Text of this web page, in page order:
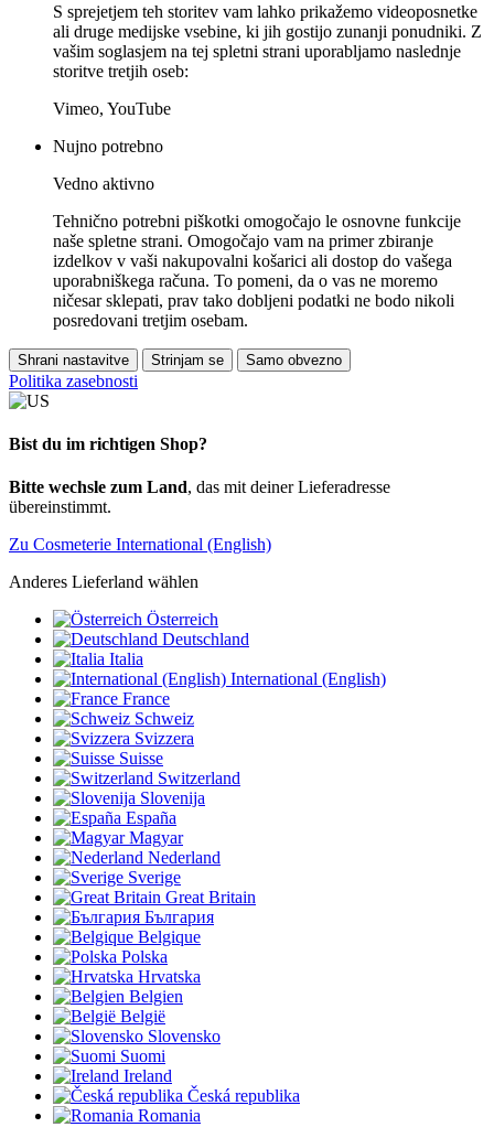
S sprejetjem teh storitev vam lahko prikažemo videoposnetke
ali druge medijske vsebine, ki jih gostijo zunanji ponudniki. Z
vašim soglasjem na tej spletni strani uporabljamo naslednje
storitve tretjih oseb:
Vimeo, YouTube
Nujno potrebno
Vedno aktivno
Tehnično potrebni piškotki omogočajo le osnovne funkcije
naše spletne strani. Omogočajo vam na primer zbiranje
izdelkov v vaši nakupovalni košarici ali dostop do vašega
uporabniškega računa. To pomeni, da o vas ne moremo
ničesar sklepati, prav tako dobljeni podatki ne bodo nikoli
posredovani tretjim osebam.
Shrani nastavitve Strinjam se Samo obvezno
Politika zasebnosti
Bist du im richtigen Shop?
Bitte wechsle zum Land, das mit deiner Lieferadresse
übereinstimmt.
Zu Cosmeterie International (English)
Anderes Lieferland wählen
Österreich
Deutschland
Italia
International (English)
France
Schweiz
Svizzera
Suisse
Switzerland
Slovenija
España
Magyar
Nederland
Sverige
Great Britain
България
Belgique
Polska
Hrvatska
Belgien
België
Slovensko
Suomi
Ireland
Česká republika
Romania